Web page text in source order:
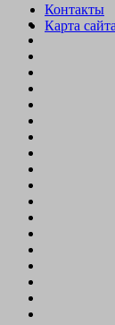
Контакты
Карта сайта